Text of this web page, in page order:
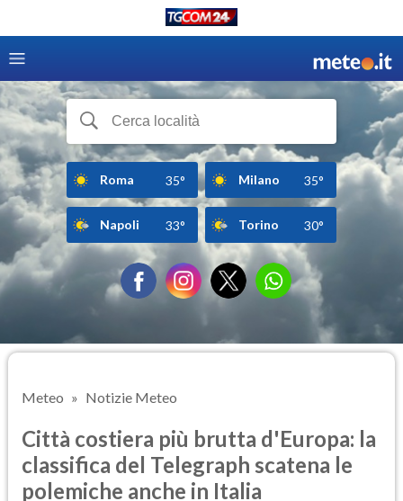
Roma 35° Milano 35°
Napoli 33° Torino 30°
Meteo Notizie Meteo
Città costiera più brutta d'Europa: la
classifica del Telegraph scatena le
polemiche anche in Italia